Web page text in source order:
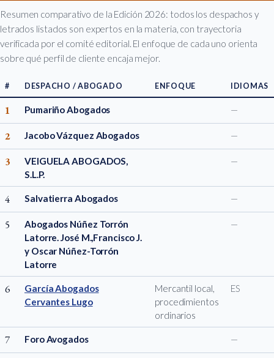
Resumen comparativo de la Edición 2026: todos los despachos y
letrados listados son expertos en la materia, con trayectoria
verificada por el comité editorial. El enfoque de cada uno orienta
sobre qué perfil de cliente encaja mejor.
# DESPACHO / ABOGADO ENFOQUE IDIOMAS
1 Pumariño Abogados —
2 Jacobo Vázquez Abogados —
3
VEIGUELA ABOGADOS,
S.L.P.
—
4 Salvatierra Abogados —
5
Abogados Núñez Torrón
Latorre. José M.,Francisco J.
y Oscar Núñez-Torrón
Latorre
—
6
García Abogados
Cervantes Lugo
Mercantil local,
procedimientos
ordinarios
ES
7 Foro Avogados —